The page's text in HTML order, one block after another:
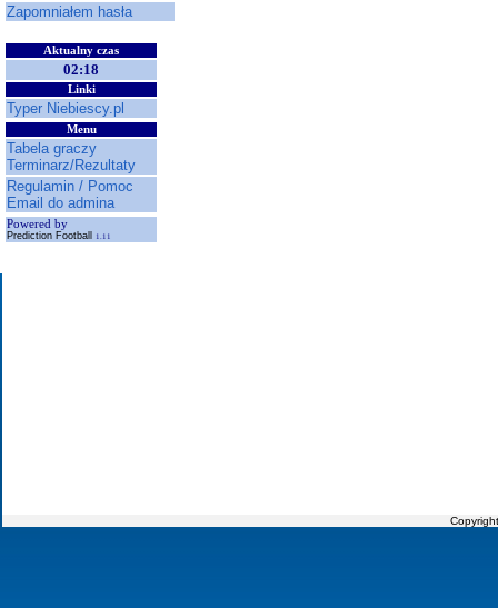
Zapomniałem hasła
Aktualny czas
02:18
Linki
Typer Niebiescy.pl
Menu
Tabela graczy
Terminarz/Rezultaty
Regulamin / Pomoc
Email do admina
Powered by
Prediction Football 1.11